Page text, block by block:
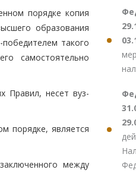
порядке копия
образования
такого
самостоятельно
Правил, несет вуз-
порядке, является
между